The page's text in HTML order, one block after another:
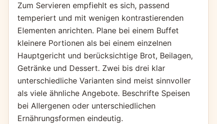
Zum Servieren empfiehlt es sich, passend
temperiert und mit wenigen kontrastierenden
Elementen anrichten. Plane bei einem Buffet
kleinere Portionen als bei einem einzelnen
Hauptgericht und berücksichtige Brot, Beilagen,
Getränke und Dessert. Zwei bis drei klar
unterschiedliche Varianten sind meist sinnvoller
als viele ähnliche Angebote. Beschrifte Speisen
bei Allergenen oder unterschiedlichen
Ernährungsformen eindeutig.